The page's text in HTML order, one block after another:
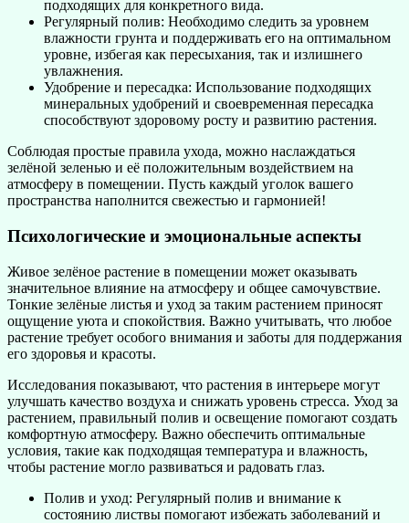
подходящих для конкретного вида.
Регулярный полив: Необходимо следить за уровнем
влажности грунта и поддерживать его на оптимальном
уровне, избегая как пересыхания, так и излишнего
увлажнения.
Удобрение и пересадка: Использование подходящих
минеральных удобрений и своевременная пересадка
способствуют здоровому росту и развитию растения.
Соблюдая простые правила ухода, можно наслаждаться
зелёной зеленью и её положительным воздействием на
атмосферу в помещении. Пусть каждый уголок вашего
пространства наполнится свежестью и гармонией!
Психологические и эмоциональные аспекты
Живое зелёное растение в помещении может оказывать
значительное влияние на атмосферу и общее самочувствие.
Тонкие зелёные листья и уход за таким растением приносят
ощущение уюта и спокойствия. Важно учитывать, что любое
растение требует особого внимания и заботы для поддержания
его здоровья и красоты.
Исследования показывают, что растения в интерьере могут
улучшать качество воздуха и снижать уровень стресса. Уход за
растением, правильный полив и освещение помогают создать
комфортную атмосферу. Важно обеспечить оптимальные
условия, такие как подходящая температура и влажность,
чтобы растение могло развиваться и радовать глаз.
Полив и уход: Регулярный полив и внимание к
состоянию листвы помогают избежать заболеваний и